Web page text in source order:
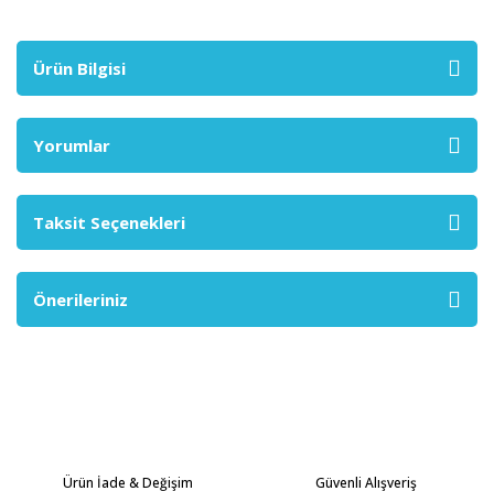
Ürün Bilgisi
Yorumlar
Taksit Seçenekleri
Önerileriniz
Ürün İade & Değişim Güvenli Alışveriş